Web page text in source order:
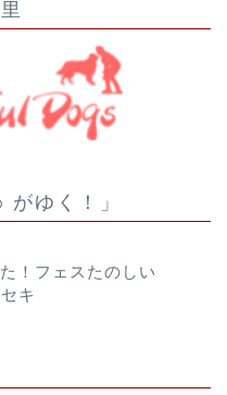
ゆく！」
！フェスたのしい
キ